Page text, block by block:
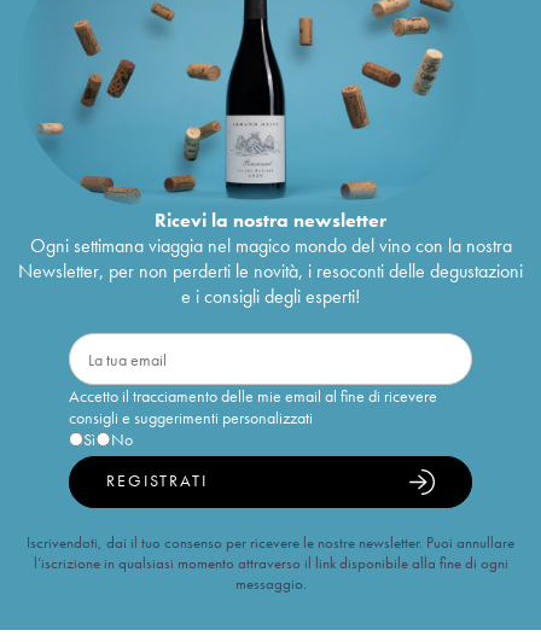
Ricevi la nostra newsletter
Ogni settimana viaggia nel magico mondo del vino con la nostra
Newsletter, per non perderti le novità, i resoconti delle degustazioni
e i consigli degli esperti!
Accetto il tracciamento delle mie email al fine di ricevere
consigli e suggerimenti personalizzati
Sì
No
REGISTRATI
Iscrivendoti, dai il tuo consenso per ricevere le nostre newsletter. Puoi annullare
l’iscrizione in qualsiasi momento attraverso il link disponibile alla fine di ogni
messaggio.